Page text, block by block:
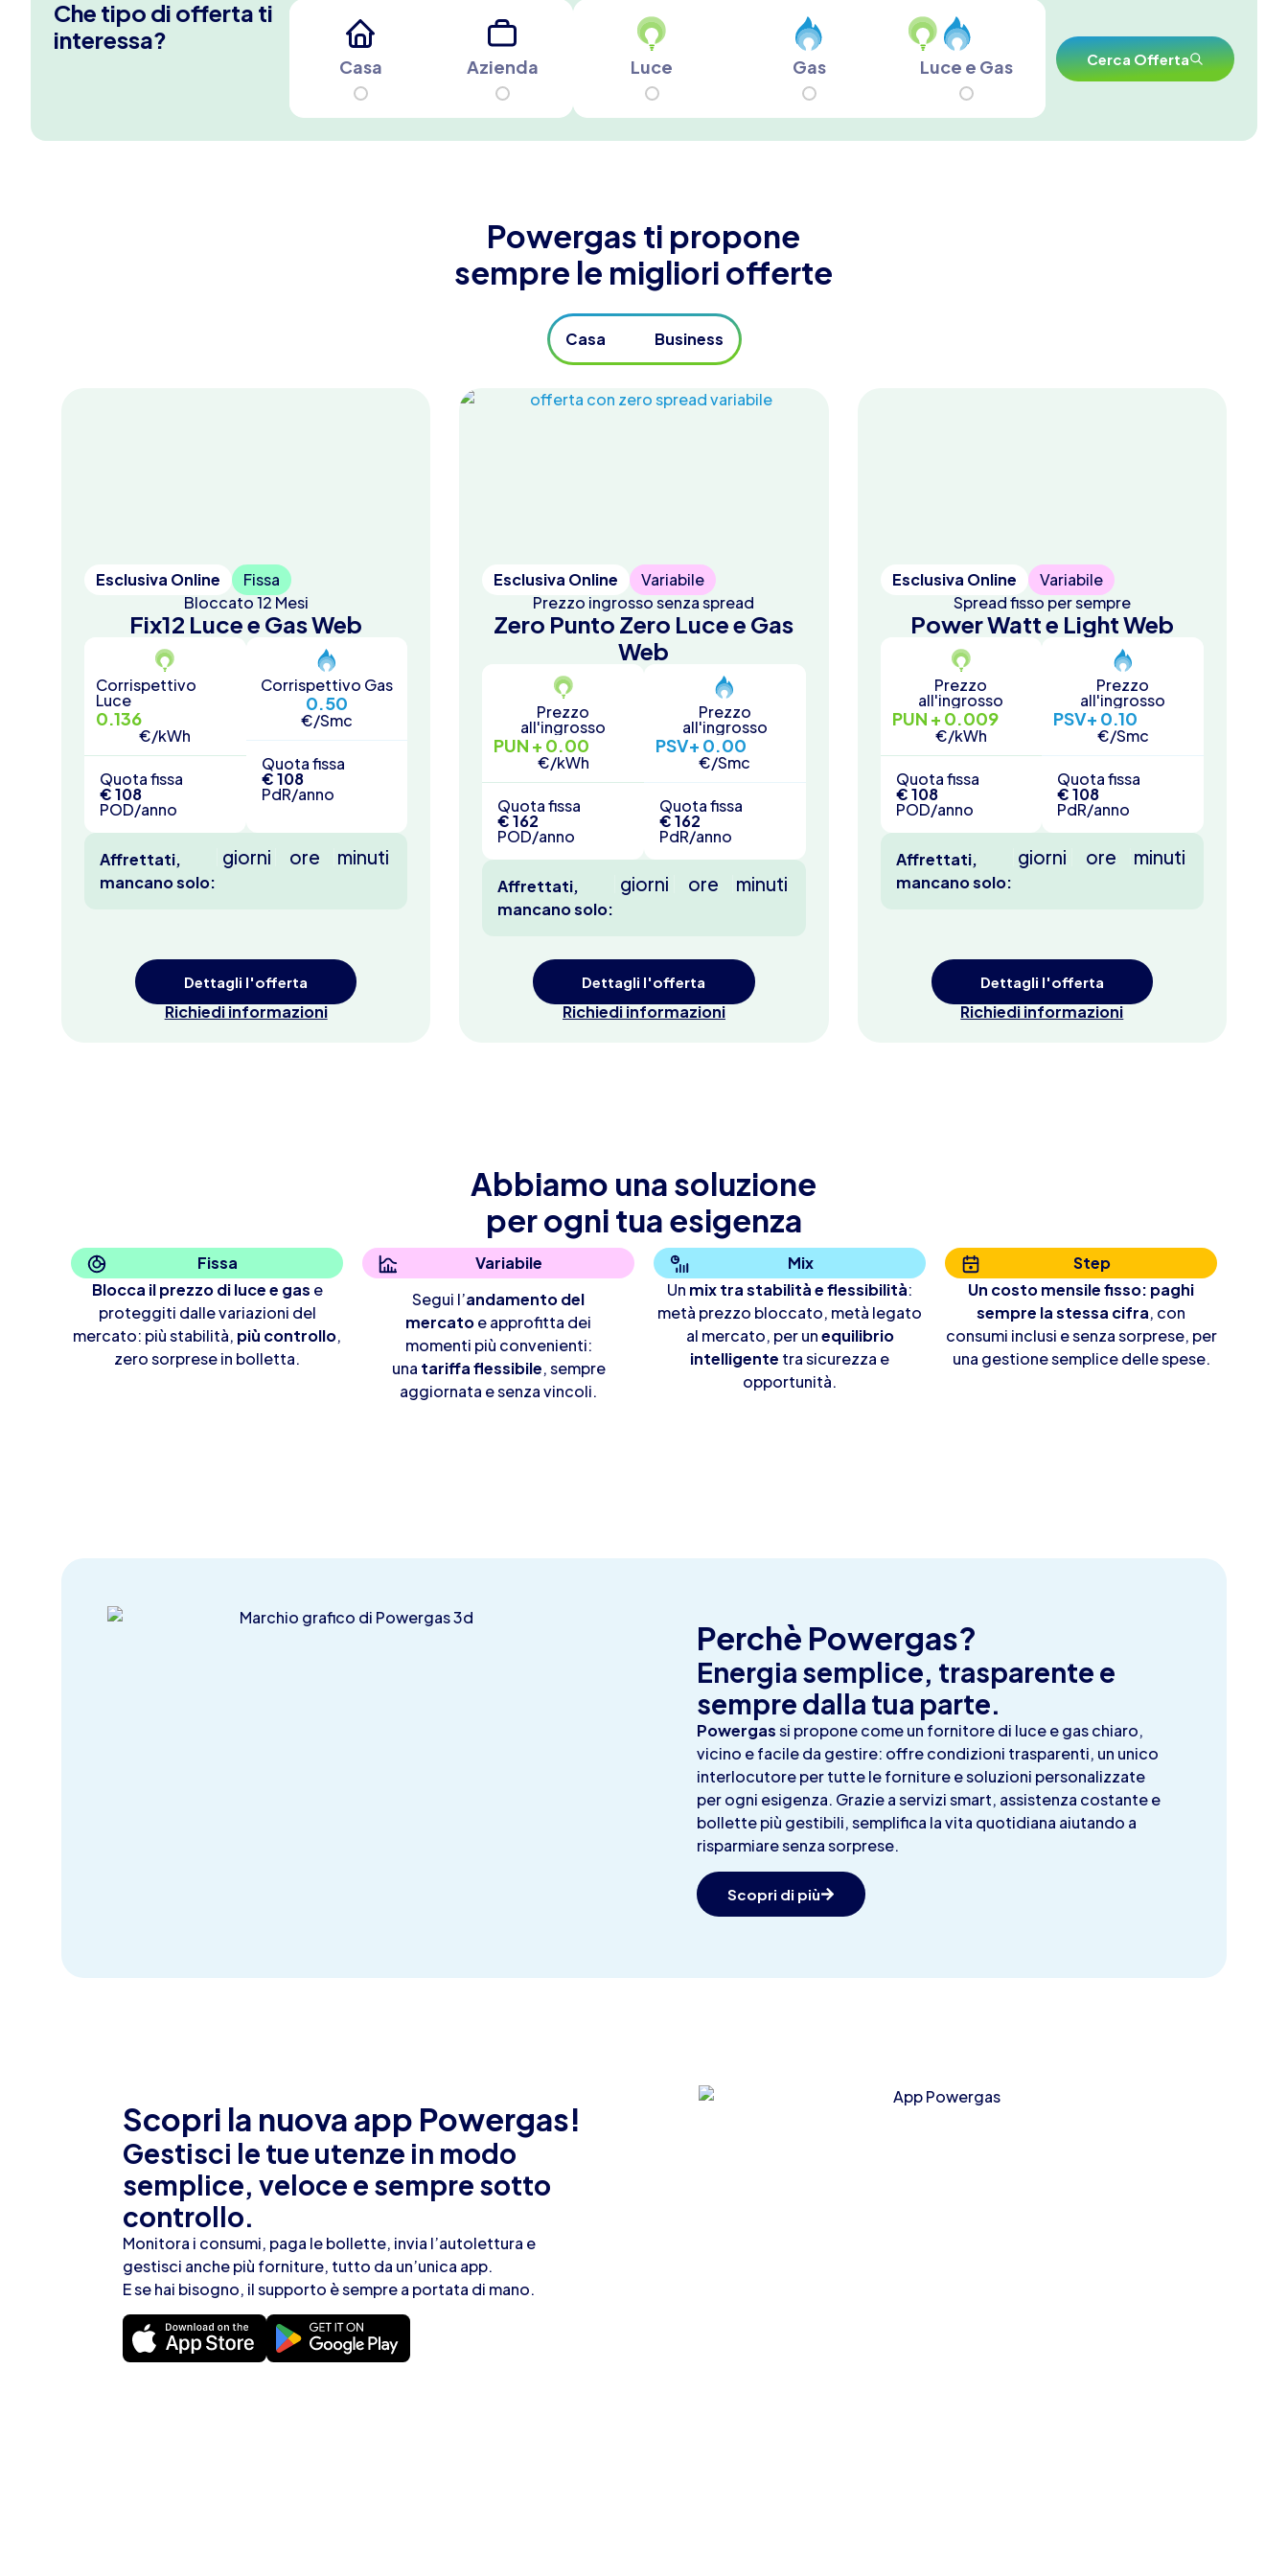
Che tipo di offerta ti
interessa?
Casa Azienda Luce Gas Luce e Gas Cerca Offerta
Powergas ti propone
sempre le migliori offerte
Casa Business
Esclusiva Online
Fissa
Bloccato 12 Mesi
Fix12 Luce e Gas Web
Corrispettivo
Luce
0.136
€/kWh
Quota fissa
€ 108
POD/anno
Corrispettivo Gas
0.50
€/Smc
Quota fissa
€ 108
PdR/anno
Affrettati,
mancano solo:
giorni ore minuti
Dettagli l'offerta
Richiedi informazioni
Esclusiva Online
Variabile
Prezzo ingrosso senza spread
Zero Punto Zero Luce e Gas
Web
Prezzo
all'ingrosso
PUN + 0.00
€/kWh
Quota fissa
€ 162
POD/anno
Prezzo
all'ingrosso
PSV+ 0.00
€/Smc
Quota fissa
€ 162
PdR/anno
Affrettati,
mancano solo:
giorni ore minuti
Dettagli l'offerta
Richiedi informazioni
Esclusiva Online
Variabile
Spread fisso per sempre
Power Watt e Light Web
Prezzo
all'ingrosso
PUN + 0.009
€/kWh
Quota fissa
€ 108
POD/anno
Prezzo
all'ingrosso
PSV+ 0.10
€/Smc
Quota fissa
€ 108
PdR/anno
Affrettati,
mancano solo:
giorni ore minuti
Dettagli l'offerta
Richiedi informazioni
Abbiamo una soluzione
per ogni tua esigenza
Fissa
Blocca il prezzo di luce e gas e
proteggiti dalle variazioni del
mercato: più stabilità, più controllo,
zero sorprese in bolletta.
Variabile
Segui l’andamento del
mercatoe approfitta dei
momenti più convenienti:
una tariffa flessibile, sempre
aggiornata e senza vincoli.
Mix
Un mix tra stabilità e flessibilità:
metà prezzo bloccato, metà legato
al mercato, per unequilibrio
intelligente tra sicurezza e
opportunità.
Step
Un costo mensile fisso: paghi
sempre la stessa cifra, con
consumi inclusi e senza sorprese, per
una gestione semplice delle spese.
Perchè Powergas?
Energia semplice, trasparente e
sempre dalla tua parte.
Powergassi propone come un fornitore di luce e gas chiaro,
vicino e facile da gestire: offre condizioni trasparenti, un unico
interlocutore per tutte le forniture e soluzioni personalizzate
per ogni esigenza. Grazie a servizi smart, assistenza costante e
bollette più gestibili, semplifica la vita quotidiana aiutando a
risparmiare senza sorprese.
Scopri di più
Scopri la nuova app Powergas!
Gestisci le tue utenze in modo
semplice, veloce e sempre sotto
controllo.
Monitora i consumi, paga le bollette, invia l’autolettura e
gestisci anche più forniture, tutto da un’unica app.
E se hai bisogno, il supporto è sempre a portata di mano.